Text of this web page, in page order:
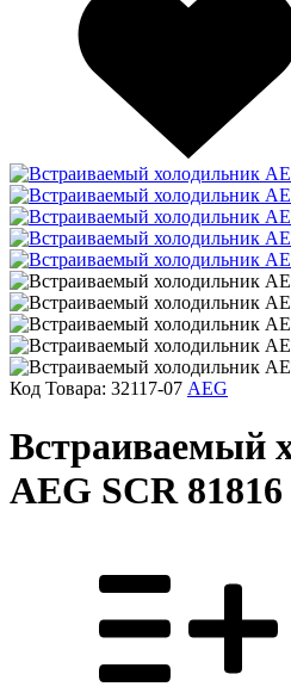
Код Товара: 32117-07 AEG
Встраиваемый
AEG SCR